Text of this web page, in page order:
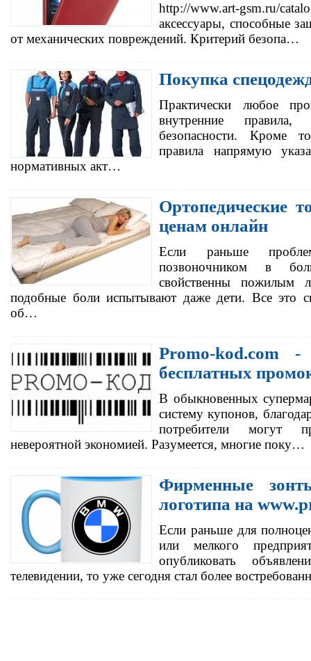
http://www.art-gsm.ru/
аксессуары, способные
от механических повреждений. Критерий безопа…
Покупка
Практически любое
внутренние правила,
безопасности. Кроме
правила напрямую
нормативных акт…
Ортопедические
ценам онлайн
Если раньше
позвоночником в
свойственны пожилым
подобные боли испытывают даже дети. Все это
об…
Promo-kod.com
бесплатных
В обыкновенных
систему купонов,
потребители могут
невероятной экономией. Разумеется, многие поку…
Фирменные
логотипа на
Если раньше для
или мелкого
опубликовать
телевидении, то уже сегодня стал более